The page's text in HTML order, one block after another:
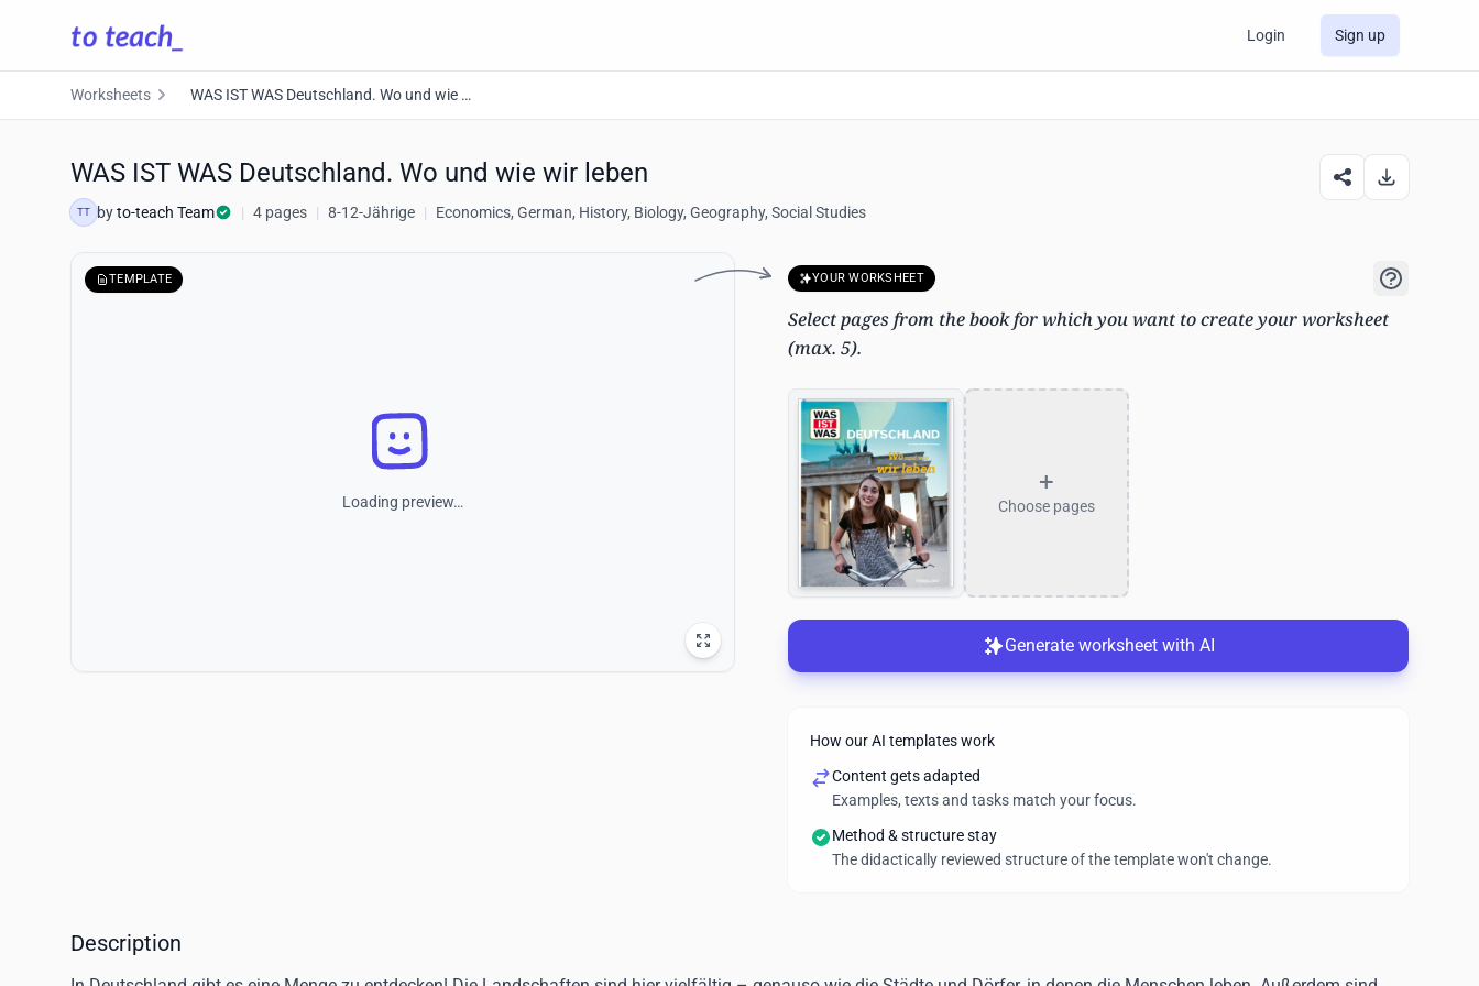
Login Sign up
Worksheets WAS IST WAS Deutschland. Wo und wie wir leben
WAS IST WAS Deutschland. Wo und wie wir leben
TT byto-teach Team | 4 pages | 8-12-Jährige | Economics, German, History, Biology, Geography, Social Studies
TEMPLATE
Loading preview…
YOUR WORKSHEET
Select pages from the book for which you want to create your worksheet
(max. 5).
+
Choose pages
Generate worksheet with AI
How our AI templates work
Content gets adapted
Examples, texts and tasks match your focus.
Method & structure stay
The didactically reviewed structure of the template won't change.
Description